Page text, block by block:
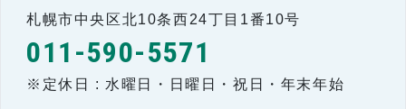
①属性情報
本契約書（申込書を含む。以下同じ）に記載した氏
名、性別、年齢、続柄、生年月日、住所、電話番号、
「同意する」にチェックし、「同意
して次に進む」ボタンをクリックし
てください。
011-661-3485
札幌市西区西町北6丁目1番10号
札幌市中央区北10条西24丁目1番10号
011-590-5571
※定休日 : 水曜日・日曜日・祝日・年末年始